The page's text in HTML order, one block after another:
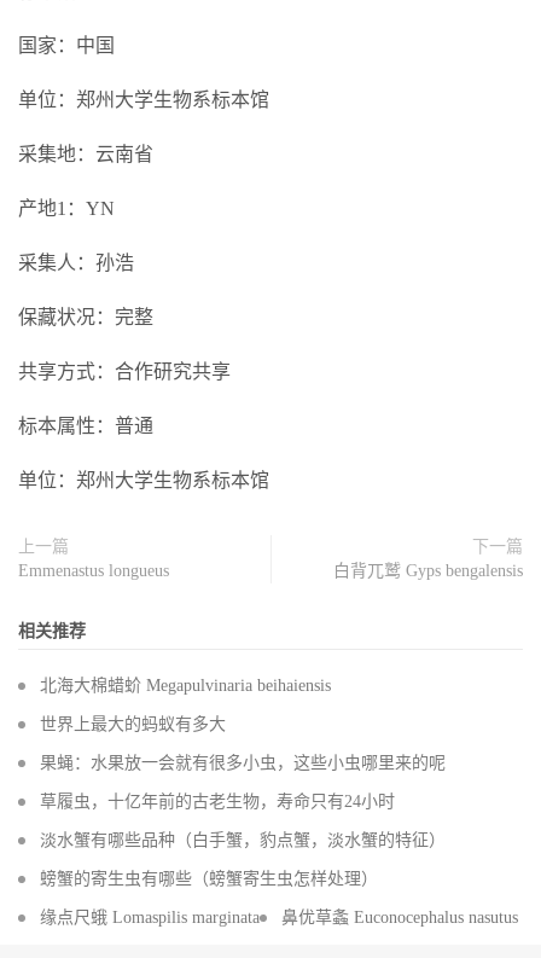
国家：中国
单位：郑州大学生物系标本馆
采集地：云南省
产地1：YN
采集人：孙浩
保藏状况：完整
共享方式：合作研究共享
标本属性：普通
单位：郑州大学生物系标本馆
上一篇
Emmenastus longueus
下一篇
白背兀鹫 Gyps bengalensis
相关推荐
北海大棉蜡蚧 Megapulvinaria beihaiensis
世界上最大的蚂蚁有多大
果蝇：水果放一会就有很多小虫，这些小虫哪里来的呢
草履虫，十亿年前的古老生物，寿命只有24小时
淡水蟹有哪些品种（白手蟹，豹点蟹，淡水蟹的特征）
螃蟹的寄生虫有哪些（螃蟹寄生虫怎样处理）
缘点尺蛾 Lomaspilis marginata 鼻优草螽 Euconocephalus nasutus